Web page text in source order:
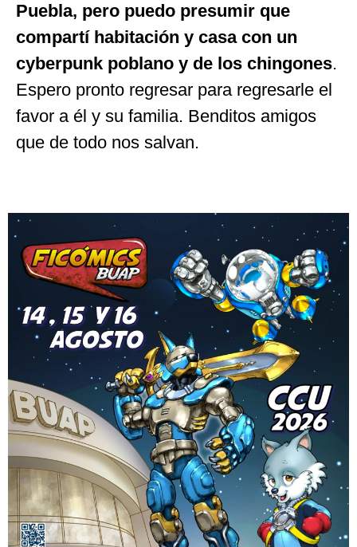
Puebla, pero puedo presumir que
compartí habitación y casa con un
cyberpunk poblano y de los chingones.
Espero pronto regresar para regresarle el
favor a él y su familia. Benditos amigos
que de todo nos salvan.